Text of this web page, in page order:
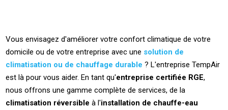
Vous envisagez d'améliorer votre confort climatique de votre
domicile ou de votre entreprise avec une solution de
climatisation ou de chauffage durable ? L'entreprise TempAir
est là pour vous aider. En tant qu'entreprise certifiée RGE,
nous offrons une gamme complète de services, de la
climatisation réversible à l'installation de chauffe-eau